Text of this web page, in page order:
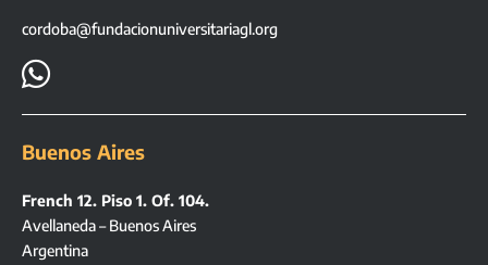
cordoba@fundacionuniversitariagl.org

Buenos Aires
French 12. Piso 1. Of. 104.
Avellaneda – Buenos Aires
Argentina